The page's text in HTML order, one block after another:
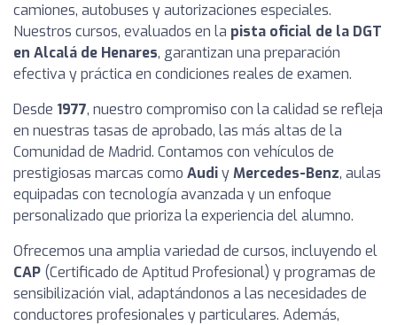
camiones, autobuses y autorizaciones especiales.
Nuestros cursos, evaluados en la pista oficial de la DGT
en Alcalá de Henares, garantizan una preparación
efectiva y práctica en condiciones reales de examen.
Desde 1977, nuestro compromiso con la calidad se refleja
en nuestras tasas de aprobado, las más altas de la
Comunidad de Madrid. Contamos con vehículos de
prestigiosas marcas como AudiyMercedes-Benz, aulas
equipadas con tecnología avanzada y un enfoque
personalizado que prioriza la experiencia del alumno.
Ofrecemos una amplia variedad de cursos, incluyendo el
CAP (Certificado de Aptitud Profesional) y programas de
sensibilización vial, adaptándonos a las necesidades de
conductores profesionales y particulares. Además,